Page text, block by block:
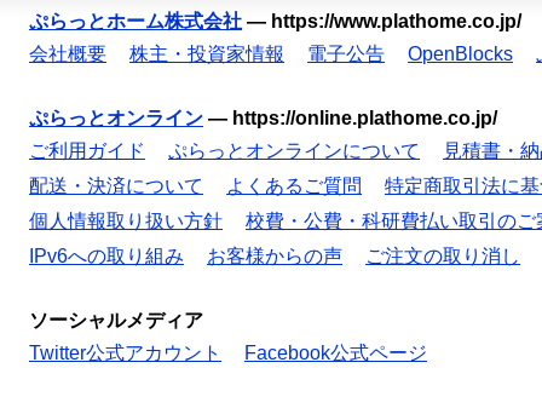
ぷらっとホーム株式会社 — https://www.plathome.co.jp/
会社概要
株主・投資家情報 電子公告 OpenBlocks
ぷらっとオンライン — https://online.plathome.co.jp/
ご利用ガイド
ぷらっとオンラインについて
見積書・
配送・決済について
よくあるご質問
特定商取引法に
個人情報取り扱い方針
校費・公費・科研費払い取引のご
IPv6への取り組み
お客様からの声 ご注文の取り消し
ソーシャルメディア
Twitter公式アカウント
Facebook公式ページ